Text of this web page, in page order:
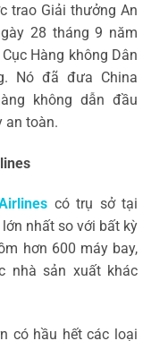
trao Giải thưởng An
28 tháng 9 năm
Hàng không Dân
Nó đã đưa China
không dẫn đầu
an toàn.
có trụ sở tại
nhất so với bất kỳ
hơn 600 máy bay,
nhà sản xuất khác
có hầu hết các loại